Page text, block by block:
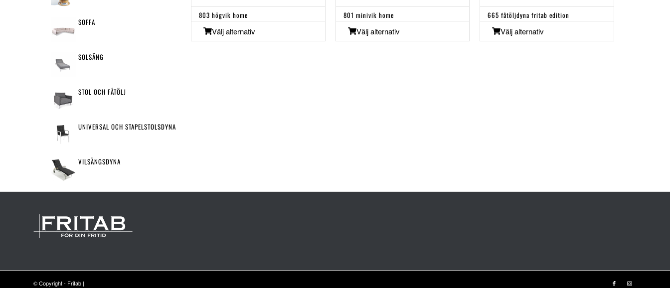
SOFFA
SOLSÄNG
STOL OCH FÅTÖLJ
UNIVERSAL OCH STAPELSTOLSDYNA
VILSÄNGSDYNA
803 högvik home
Välj alternativ
801 minivik home
Välj alternativ
665 fåtöljdyna fritab edition
Välj alternativ
© Copyright - Fritab |